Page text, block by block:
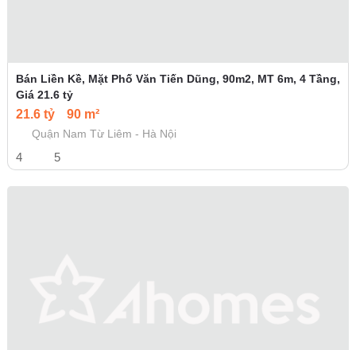
Bán Liền Kề, Mặt Phố Văn Tiến Dũng, 90m2, MT 6m, 4 Tầng,
Giá 21.6 tỷ
21.6 tỷ 90 m²
Quận Nam Từ Liêm - Hà Nội
4 5